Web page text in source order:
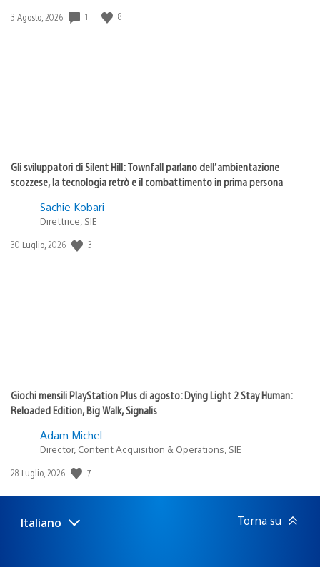
Data
3 Agosto, 2026 1 8
Gli sviluppatori di Silent Hill: Townfall parlano dell’ambientazione
scozzese, la tecnologia retrò e il combattimento in prima persona
Sachie Kobari
Direttrice, SIE
Data
30 Luglio, 2026 3
Giochi mensili PlayStation Plus di agosto: Dying Light 2 Stay Human:
Reloaded Edition, Big Walk, Signalis
Adam Michel
Director, Content Acquisition & Operations, SIE
Data
pubblicazione:
28 Luglio, 2026 7
Seleziona
una
Regione
attuale:
Italiano Torna su